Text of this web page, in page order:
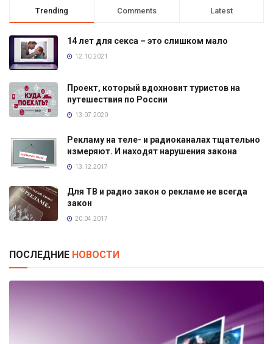
Trending Comments Latest
14 лет для секса – это слишком мало
12.10.2021
Проект, который вдохновит туристов на
путешествия по России
13.07.2020
Рекламу на теле- и радиоканалах тщательно
измеряют. И находят нарушения закона
13.12.2017
Для ТВ и радио закон о рекламе не всегда
закон
20.04.2017
ПОСЛЕДНИЕ НОВОСТИ